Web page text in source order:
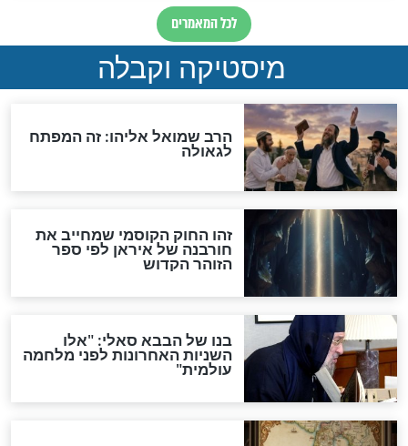
מה יהיה בימות המשיח?
"לפני הגאולה תהיה אפיקורסות
והכחשה גדולה מאוד של
האמונה"
אפשר לחזור בתשובה?
לכל המאמרים